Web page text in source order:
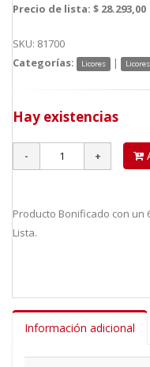
Precio de lista: $ 28.293,00
SKU: 81700
Categorías:
Licores |
Hay existencias
Producto Bonificado con un
Lista.
Información adicional